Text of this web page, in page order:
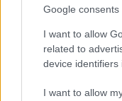
Google consents
I want to allow
related to
device identifiers
I want to allow
A projekt részeként
műemlékek, köztük a
Várkanyarban álló